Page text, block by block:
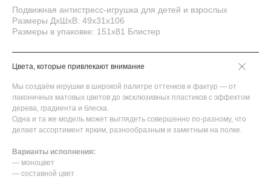
Подвижная антистресс-игрушка для детей и взрослых
Размеры ДхШхВ: 49х31х106
Размеры в упаковке: 151х81 Блистер
Цвета, которые привлекают внимание
Мы создаём игрушки в широкой палитре оттенков и фактур — от
лаконичных матовых цветов до эксклюзивных пластиков с эффектом
дерева, градиента и блеска.
Одна и та же модель может выглядеть совершенно по-разному, что
делает ассортимент ярким, разнообразным и заметным на полке.
Варианты исполнения:
— моноцвет
— составной цвет